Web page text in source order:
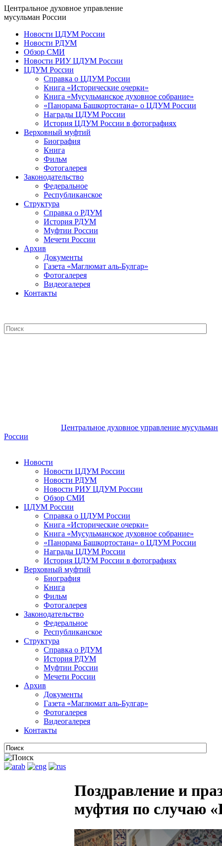
Центральное духовное управление
мусульман России
Новости ЦДУМ России
Новости РДУМ
Обзор СМИ
Новости РИУ ЦДУМ России
ЦДУМ России
Справка о ЦДУМ России
Книга «Исторические очерки»
Книга «Мусульманское духовное собрание»
«Панорама Башкортостана» о ЦДУМ России
Награды ЦДУМ России
История ЦДУМ России в фотографиях
Верховный муфтий
Биография
Книга
Фильм
Фотогалерея
Законодательство
Федеральное
Республиканское
Структура
Справка о РДУМ
История РДУМ
Муфтии России
Мечети России
Архив
Документы
Газета «Маглюмат аль-Булгар»
Фотогалерея
Видеогалерея
Контакты
Центральное духовное управление мусульман
России
Новости
Новости ЦДУМ России
Новости РДУМ
Новости РИУ ЦДУМ России
Обзор СМИ
ЦДУМ России
Справка о ЦДУМ России
Книга «Исторические очерки»
Книга «Мусульманское духовное собрание»
«Панорама Башкортостана» о ЦДУМ России
Награды ЦДУМ России
История ЦДУМ России в фотографиях
Верховный муфтий
Биография
Книга
Фильм
Фотогалерея
Законодательство
Федеральное
Республиканское
Структура
Справка о РДУМ
История РДУМ
Муфтии России
Мечети России
Архив
Документы
Газета «Маглюмат аль-Булгар»
Фотогалерея
Видеогалерея
Контакты
Поздравление и
муфтия по случаю